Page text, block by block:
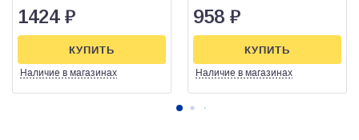
1424 ₽
Наличие в магазинах
КУПИТЬ
958 ₽
Наличие в магазинах
КУПИТЬ